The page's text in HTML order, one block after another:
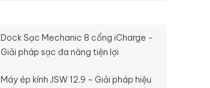
Dock Sạc Mechanic 8 cổng iCharge -
Giải pháp sạc đa năng tiện lợi
Máy ép kính JSW 12.9 – Giải pháp hiệu